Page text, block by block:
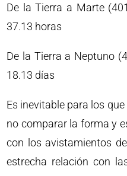
De la Tierra a Marte
37.13 horas
De la Tierra a Neptuno
18.13 días
Es inevitable para los
no comparar la forma y
con los avistamientos
estrecha relación con